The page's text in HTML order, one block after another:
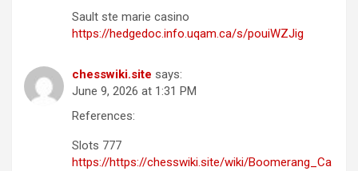
Sault ste marie casino
https://hedgedoc.info.uqam.ca/s/pouiWZJig
chesswiki.site says:
June 9, 2026 at 1:31 PM
References:
Slots 777
https://https://chesswiki.site/wiki/Boomerang_Ca